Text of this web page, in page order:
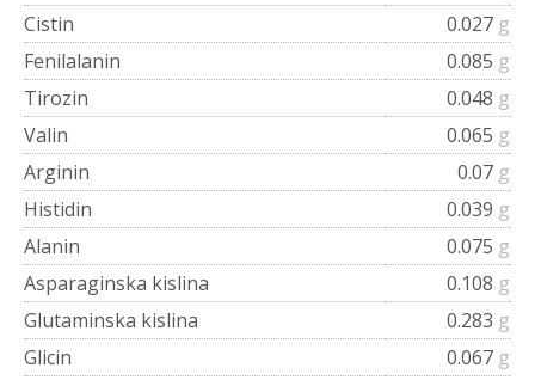
Cistin
0.027 g
Fenilalanin
0.085 g
Tirozin
0.048 g
Valin
0.065 g
Arginin
0.07 g
Histidin
0.039 g
Alanin
0.075 g
Asparaginska kislina
0.108 g
Glutaminska kislina
0.283 g
Glicin
0.067 g